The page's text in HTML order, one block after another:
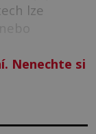
lze
Nenechte si